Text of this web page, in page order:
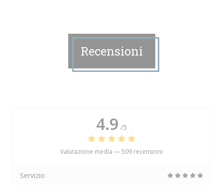
Recensioni
4.9 /5
Valutazione media —509 recensioni
Servizio